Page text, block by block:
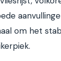
om het